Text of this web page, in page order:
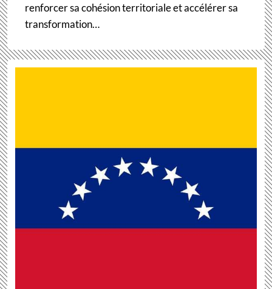
renforcer sa cohésion territoriale et accélérer sa
transformation…